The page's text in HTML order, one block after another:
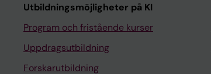
Utbildningsmöjligheter på KI
Program och fristående kurser
Uppdragsutbildning
Forskarutbildning